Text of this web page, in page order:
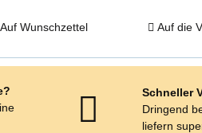
Auf Wunschzettel Auf die
Schneller
Dringend
liefern